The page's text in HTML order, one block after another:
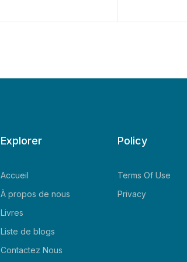
Explorer
Accueil
À propos de nous
Livres
Liste de blogs
Contactez Nous
Policy
Terms Of Use
Privacy